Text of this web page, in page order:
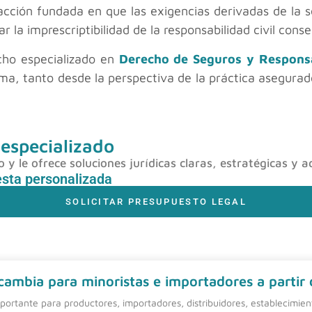
fundada en que las exigencias derivadas de
la imprescriptibilidad de la responsabilidad civil
especializado en Derecho de Seguros y
tanto desde la perspectiva de la práctica
y le ofrece soluciones jurídicas claras, estratégicas y
personalizada
SOLICITAR PRESUPUESTO LEGAL
para minoristas e importadores a partir
para productores, importadores, distribuidores,